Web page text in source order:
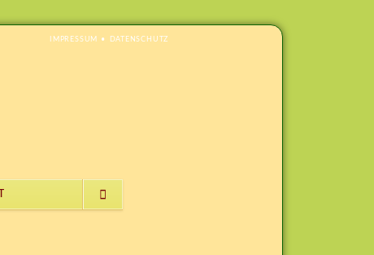
NAVIGATION
IMPRESSUM DATENSCHUTZ
ÜBERSPRINGEN